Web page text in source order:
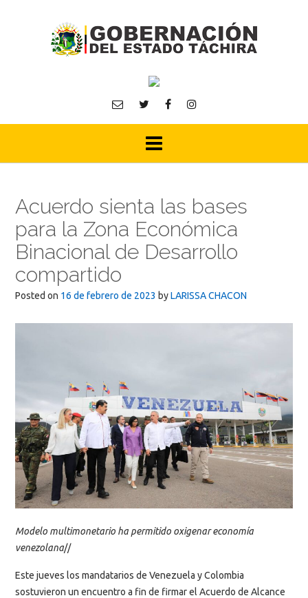
Acuerdo sienta las bases
para la Zona Económica
Binacional de Desarrollo
compartido
Posted on 16 de febrero de 2023 byLARISSA CHACON
Modelo multimonetario ha permitido oxigenar economía
venezolana//
Este jueves los mandatarios de Venezuela y Colombia
sostuvieron un encuentro a fin de firmar el Acuerdo de Alcance